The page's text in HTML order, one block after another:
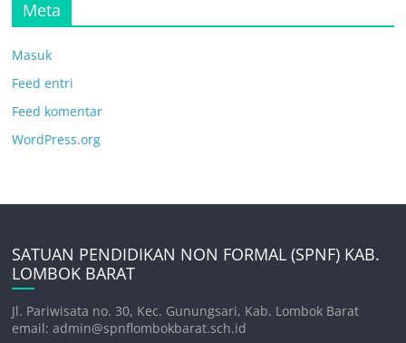
Meta
Masuk
Feed entri
Feed komentar
WordPress.org
SATUAN PENDIDIKAN NON FORMAL (SPNF) KAB.
LOMBOK BARAT
Jl. Pariwisata no. 30, Kec. Gunungsari, Kab. Lombok Barat
email: admin@spnflombokbarat.sch.id